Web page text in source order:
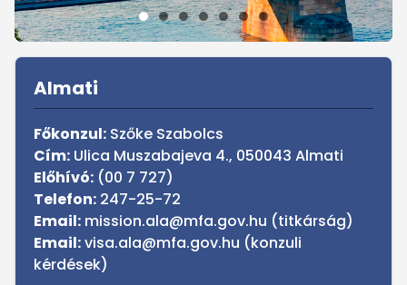
Sidebar
Almati
Főkonzul: Szőke Szabolcs
Cím: Ulica Muszabajeva 4., 050043 Almati
Előhívó: (00 7 727)
Telefon: 247-25-72
Email: mission.ala@mfa.gov.hu (titkárság)
Email:visa.ala@mfa.gov.hu (konzuli
kérdések)